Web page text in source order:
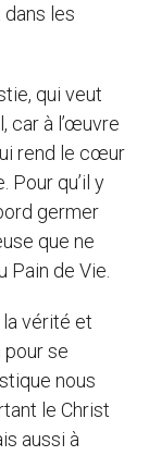
les
qui veut
car à l’œuvre
rend le cœur
Pour qu’il y
germer
que ne
Pain de Vie.
la vérité et
pour se
nous
le Christ
aussi à